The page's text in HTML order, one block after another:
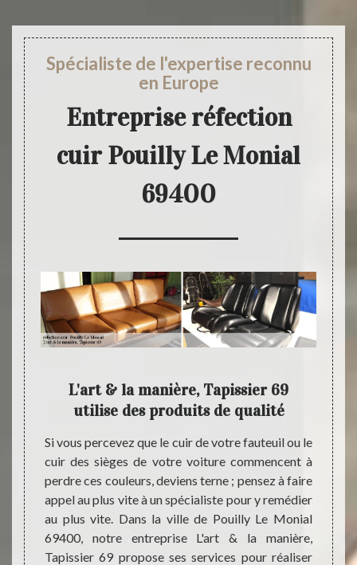
Spécialiste de l'expertise reconnu
en Europe
Entreprise réfection
cuir Pouilly Le Monial
69400
un
;
69
cuir
sont
des
L'art & la manière, Tapissier 69
utilise des produits de qualité
Si vous percevez que le cuir de votre fauteuil ou le
cuir des sièges de votre voiture commencent à
perdre ces couleurs, deviens terne ; pensez à faire
appel au plus vite à un spécialiste pour y remédier
au plus vite. Dans la ville de Pouilly Le Monial
69400, notre entreprise L'art & la manière,
Tapissier 69 propose ses services pour réaliser
est
un
de